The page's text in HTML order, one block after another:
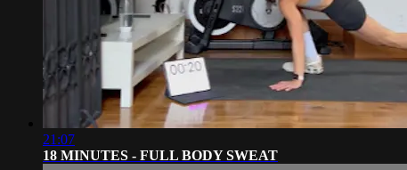
21:07
18 MINUTES - FULL BODY SWEAT